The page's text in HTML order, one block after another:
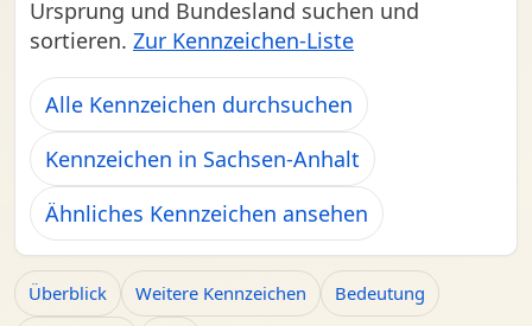
Ursprung und Bundesland suchen und
sortieren. Zur Kennzeichen-Liste
Alle Kennzeichen durchsuchen
Kennzeichen in Sachsen-Anhalt
Ähnliches Kennzeichen ansehen
Überblick Weitere Kennzeichen
Bedeutung